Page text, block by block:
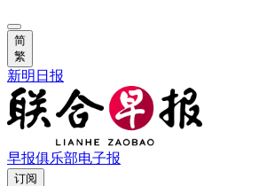
简
繁
新明日报
早报俱乐部电子报
订阅